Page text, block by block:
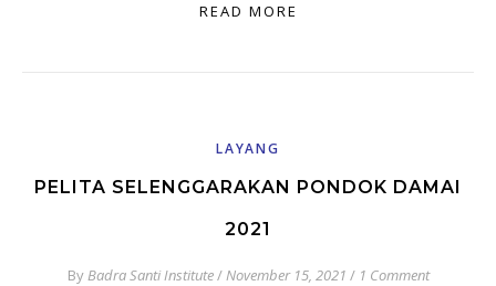
READ MORE
LAYANG
PELITA SELENGGARAKAN PONDOK DAMAI
2021
ByBadra Santi Institute/November 15, 2021 / 1 Comment